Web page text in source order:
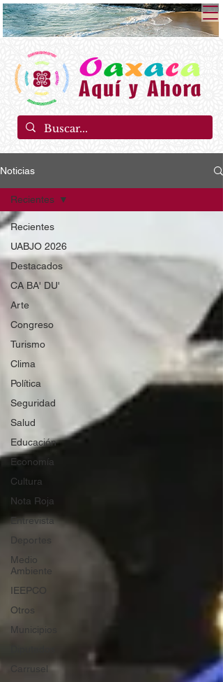
Noticias
Recientes
UABJO 2026
Destacados
CA BA' DU'
Arte
Congreso
Turismo
Clima
Política
Seguridad
Salud
Educación
Economía
Cultura
Nota Roja
Entrevista
Deportes
Medio
Ambiente
IEEPCO
Otros
Municipios
Carrusel
Recientes